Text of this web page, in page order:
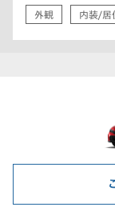
外観 内装/居